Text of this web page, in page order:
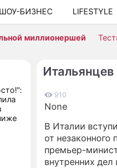
ШОУ-БИЗНЕС LIFESTYLE
миллионершей
910
None
В Италии
от
премьер-
внутренних